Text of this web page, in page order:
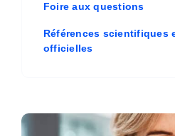
Foire aux questions
Références scientifiques
officielles